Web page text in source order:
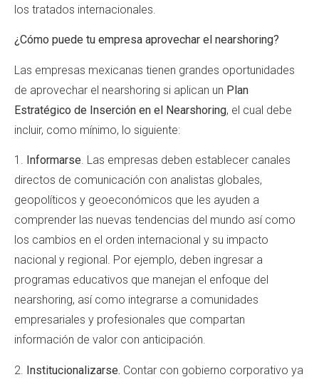
los tratados internacionales.
¿Cómo puede tu empresa aprovechar el nearshoring?
Las empresas mexicanas tienen grandes oportunidades
de aprovechar el nearshoring si aplican un Plan
Estratégico de Inserción en el Nearshoring, el cual debe
incluir, como mínimo, lo siguiente:
1. Informarse. Las empresas deben establecer canales
directos de comunicación con analistas globales,
geopolíticos y geoeconómicos que les ayuden a
comprender las nuevas tendencias del mundo así como
los cambios en el orden internacional y su impacto
nacional y regional. Por ejemplo, deben ingresar a
programas educativos que manejan el enfoque del
nearshoring, así como integrarse a comunidades
empresariales y profesionales que compartan
información de valor con anticipación.
2. Institucionalizarse. Contar con gobierno corporativo ya